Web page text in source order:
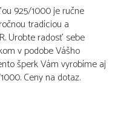
925/1000 je ručne
tradíciou a
Urobte radosť sebe
v podobe Vášho
šperk Vám vyrobíme aj
Ceny na dotaz.